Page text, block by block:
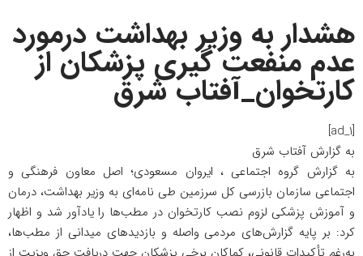
هشدار به وزیر بهداشت درمورد
عدم منفعت گیری پزشکان از
کارتخوان_آفتاب شرق
[ad_1]
به گزارش آفتاب شرق
به گزارش گروه اجتماعی ، ایروان مسعودی؛ اصل معاون فرهنگی و
اجتماعی سازمان بازرسی کل سرزمین طی نامه‌ای به وزیر بهداشت، درمان
و آموزش پزشکی لزوم نصب کارتخوان در مطب‌ها را یادآور شد و اظهار
کرد: بر پایه گزارش‌های مردمی واصله و بازدید‌های میدانی از مطب‌ها،